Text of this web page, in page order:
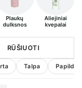
Plaukų
dulksnos
Aliejiniai
kvepalai
Talpa
RŪŠIUOTI